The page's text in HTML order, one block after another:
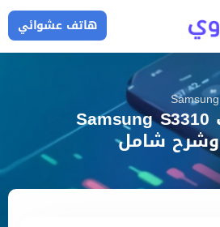
هاتف عشوائي
Samsung
سعر ومواصفات Samsung S3310
وشرح شامل